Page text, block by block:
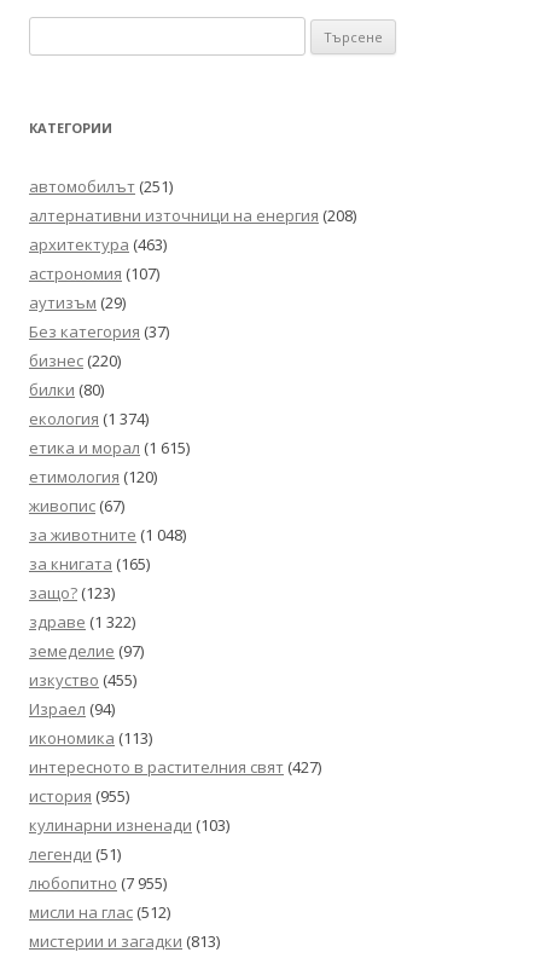
за:
КАТЕГОРИИ
автомобилът (251)
алтернативни източници на енергия (208)
архитектура (463)
астрономия (107)
аутизъм (29)
Без категория (37)
бизнес (220)
билки (80)
екология (1 374)
етика и морал (1 615)
етимология (120)
живопис (67)
за животните (1 048)
за книгата (165)
защо? (123)
здраве (1 322)
земеделие (97)
изкуство (455)
Израел (94)
икономика (113)
интересното в растителния свят (427)
история (955)
кулинарни изненади (103)
легенди (51)
любопитно (7 955)
мисли на глас (512)
мистерии и загадки (813)